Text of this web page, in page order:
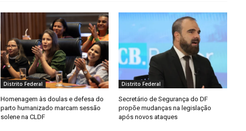
Distrito Federal
Homenagem às doulas e defesa do
parto humanizado marcam sessão
solene na CLDF
Distrito Federal
Secretário de Segurança do DF
propõe mudanças na legislação
após novos ataques